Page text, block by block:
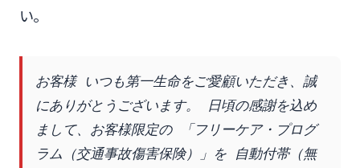
い。
お客様 いつも第一生命をご愛顧いただき、誠
にありがとうございます。 日頃の感謝を込め
まして、お客様限定の 「フリーケア・プログ
ラム（交通事故傷害保険）」を 自動付帯（無